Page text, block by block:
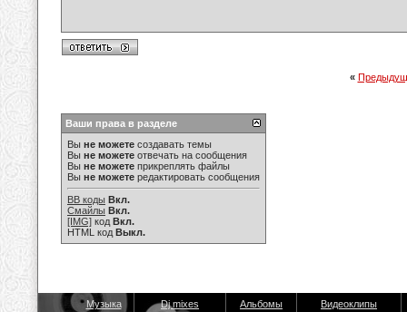
«
Ваши права в разделе
Вы не можете создавать темы
Вы не можете отвечать на сообщения
Вы не можете прикреплять файлы
Вы не можете редактировать сообщения
BB коды Вкл.
Смайлы Вкл.
[IMG] код Вкл.
HTML код Выкл.
Музыка Dj mixes Альбомы Видеоклипы